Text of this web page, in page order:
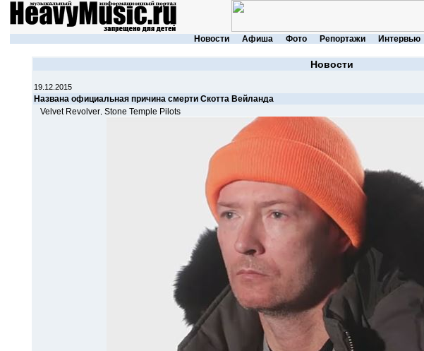
Новости Афиша Фото Репортажи Интервью
Новости
19.12.2015
Названа официальная причина смерти Скотта Вейланда
Velvet Revolver Stone Temple Pilots